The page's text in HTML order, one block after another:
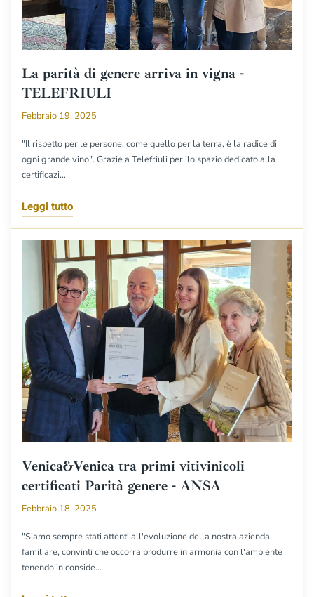
La parità di genere arriva in vigna -
TELEFRIULI
Febbraio 19, 2025
"Il rispetto per le persone, come quello per la terra, è la radice di
ogni grande vino". Grazie a Telefriuli per ilo spazio dedicato alla
certificazi…
Leggi tutto
Venica&Venica tra primi vitivinicoli
certificati Parità genere - ANSA
Febbraio 18, 2025
"Siamo sempre stati attenti all'evoluzione della nostra azienda
familiare, convinti che occorra produrre in armonia con l'ambiente
tenendo in conside…